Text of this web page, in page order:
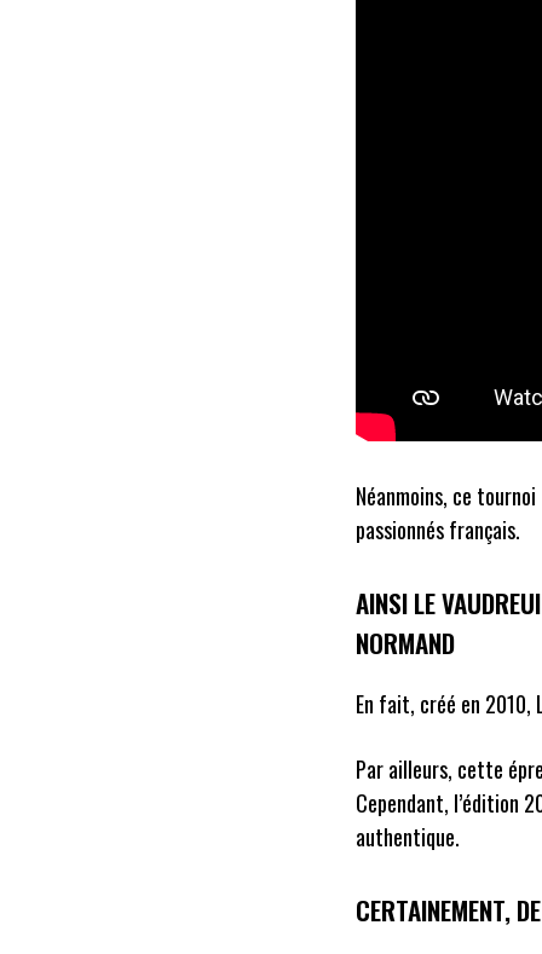
Néanmoins, ce
passionnés français.
AINSI LE
NORMAND
En fait, créé en 2010,
Par ailleurs, cette
Cependant, l’édition
authentique.
CERTAINEMENT,